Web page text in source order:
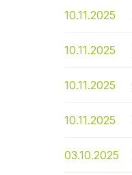
10.11.2025
10.11.2025
10.11.2025
10.11.2025
03.10.2025